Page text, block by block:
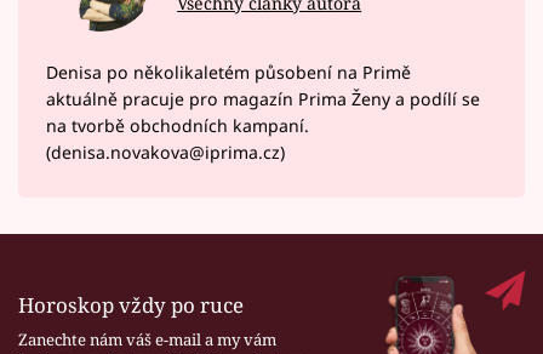
Denisa po několikaletém působení na Primě
aktuálně pracuje pro magazín Prima Ženy a podílí se
na tvorbě obchodních kampaní.
(denisa.novakova@iprima.cz)
Horoskop vždy po ruce
Zanechte nám váš e-mail a my vám